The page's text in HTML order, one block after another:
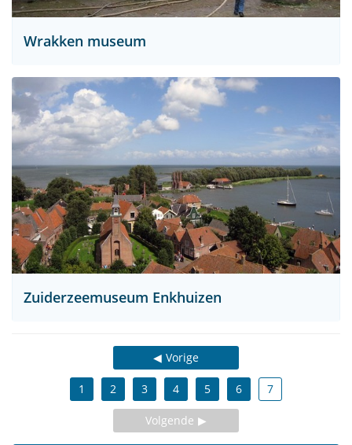
Wrakken museum
Zuiderzeemuseum Enkhuizen
Vorige
1 2 3 4 5 6 7
Volgende